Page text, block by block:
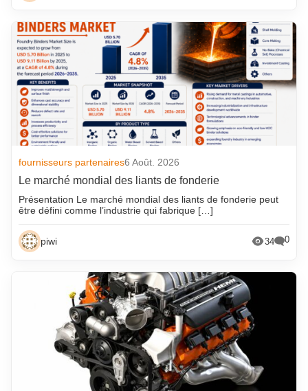
fournisseurs partenaires6 Août. 2026
Le marché mondial des liants de fonderie
Présentation Le marché mondial des liants de fonderie peut
être défini comme l’industrie qui fabrique […]
piwi 34 0